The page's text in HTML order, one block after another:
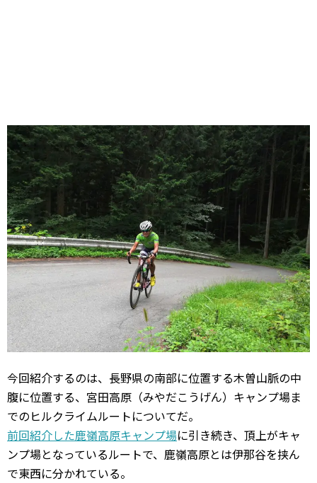
今回紹介するのは、長野県の南部に位置する木曽山脈の中
腹に位置する、宮田高原（みやだこうげん）キャンプ場ま
でのヒルクライムルートについてだ。
前回紹介した鹿嶺高原キャンプ場に引き続き、頂上がキャ
ンプ場となっているルートで、鹿嶺高原とは伊那谷を挟ん
で東西に分かれている。